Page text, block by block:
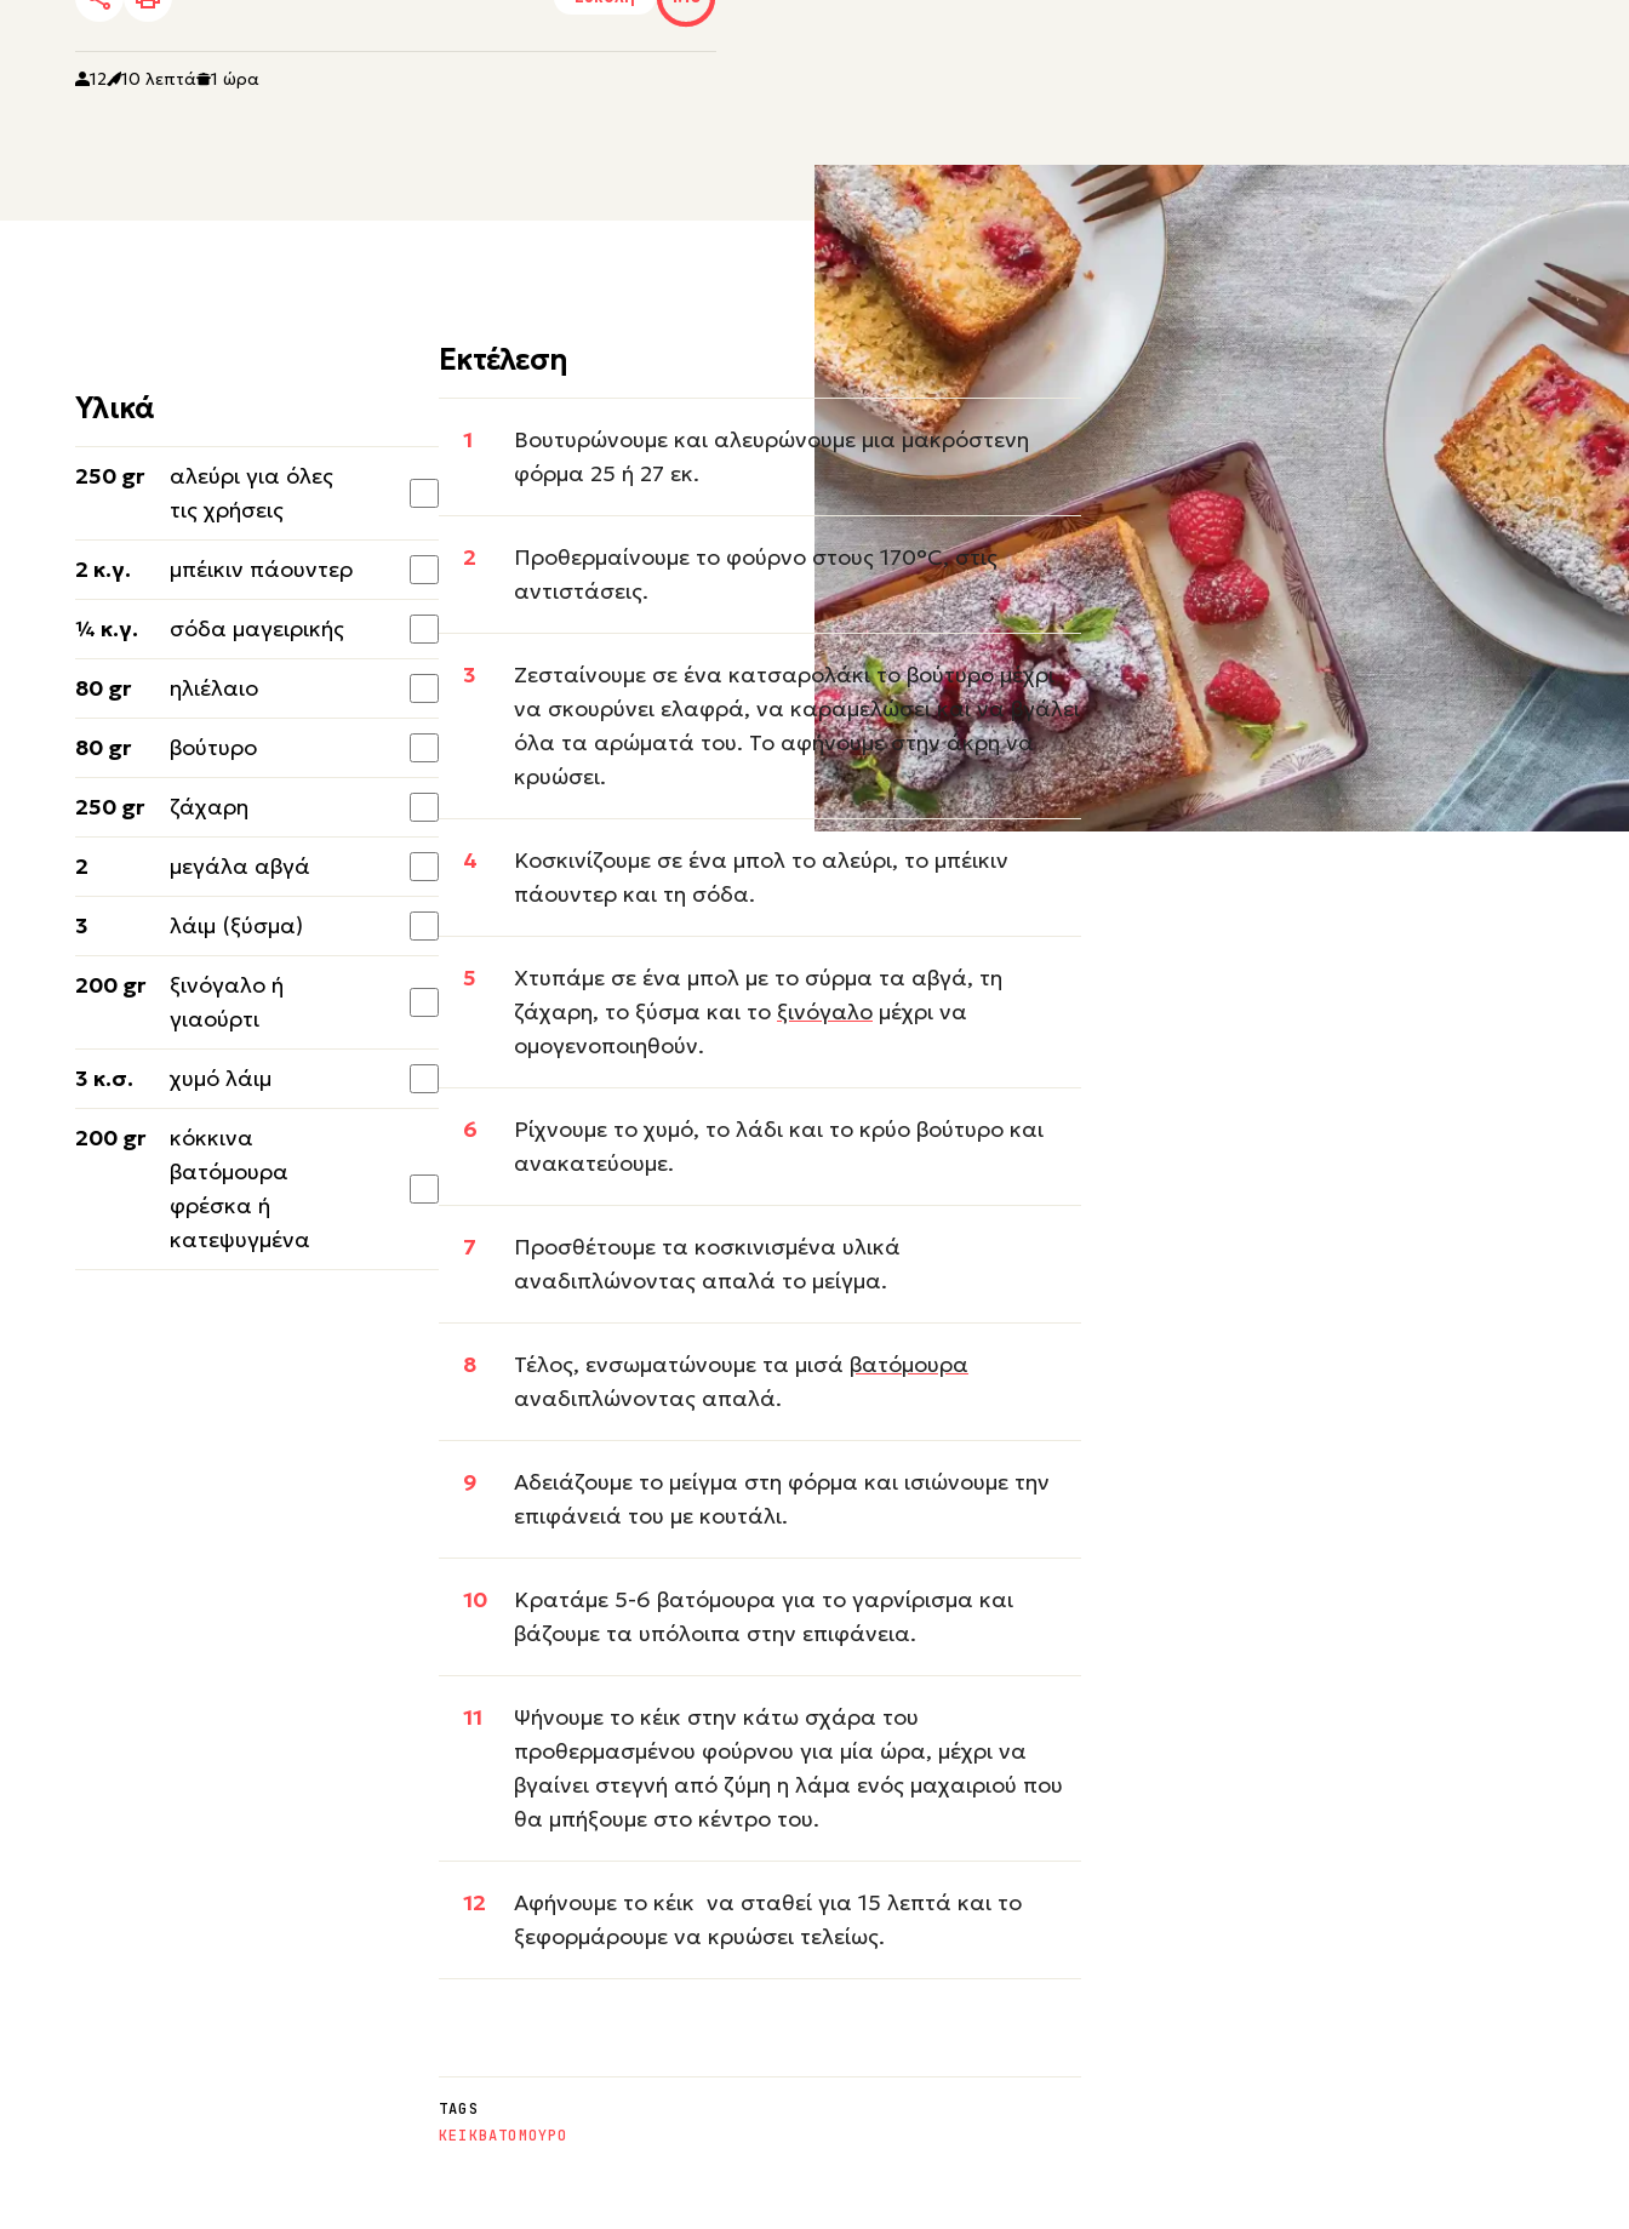
12 10 λεπτά 1 ώρα
Υλικά
250 gr
αλεύρι για όλες
τις χρήσεις
2 κ.γ. μπέικιν πάουντερ
¼ κ.γ. σόδα μαγειρικής
80 gr ηλιέλαιο
80 gr βούτυρο
250 gr ζάχαρη
2 μεγάλα αβγά
3 λάιμ (ξύσμα)
200 gr
ξινόγαλο ή
γιαούρτι
3 κ.σ. χυμό λάιμ
200 gr
κόκκινα
βατόμουρα
φρέσκα ή
κατεψυγμένα
Εκτέλεση
Βουτυρώνουμε και αλευρώνουμε μια μακρόστενη
φόρμα 25 ή 27 εκ.
Προθερμαίνουμε το φούρνο στους 170°C, στις
αντιστάσεις.
Ζεσταίνουμε σε ένα κατσαρολάκι το βούτυρο μέχρι
να σκουρύνει ελαφρά, να καραμελώσει και να βγάλει
όλα τα αρώματά του. Το αφήνουμε στην άκρη να
κρυώσει.
Κοσκινίζουμε σε ένα μπολ το αλεύρι, το μπέικιν
πάουντερ και τη σόδα.
Χτυπάμε σε ένα μπολ με το σύρμα τα αβγά, τη
ζάχαρη, το ξύσμα και το ξινόγαλο μέχρι να
ομογενοποιηθούν.
Ρίχνουμε το χυμό, το λάδι και το κρύο βούτυρο και
ανακατεύουμε.
Προσθέτουμε τα κοσκινισμένα υλικά
αναδιπλώνοντας απαλά το μείγμα.
Τέλος, ενσωματώνουμε τα μισά βατόμουρα
αναδιπλώνοντας απαλά.
Αδειάζουμε το μείγμα στη φόρμα και ισιώνουμε την
επιφάνειά του με κουτάλι.
Κρατάμε 5-6 βατόμουρα για το γαρνίρισμα και
βάζουμε τα υπόλοιπα στην επιφάνεια.
Ψήνουμε το κέικ στην κάτω σχάρα του
προθερμασμένου φούρνου για μία ώρα, μέχρι να
βγαίνει στεγνή από ζύμη η λάμα ενός μαχαιριού που
θα μπήξουμε στο κέντρο του.
Αφήνουμε το κέικ να σταθεί για 15 λεπτά και το
ξεφορμάρουμε να κρυώσει τελείως.
TAGS
ΚΕΙΚΒΑΤΟΜΟΥΡΟ